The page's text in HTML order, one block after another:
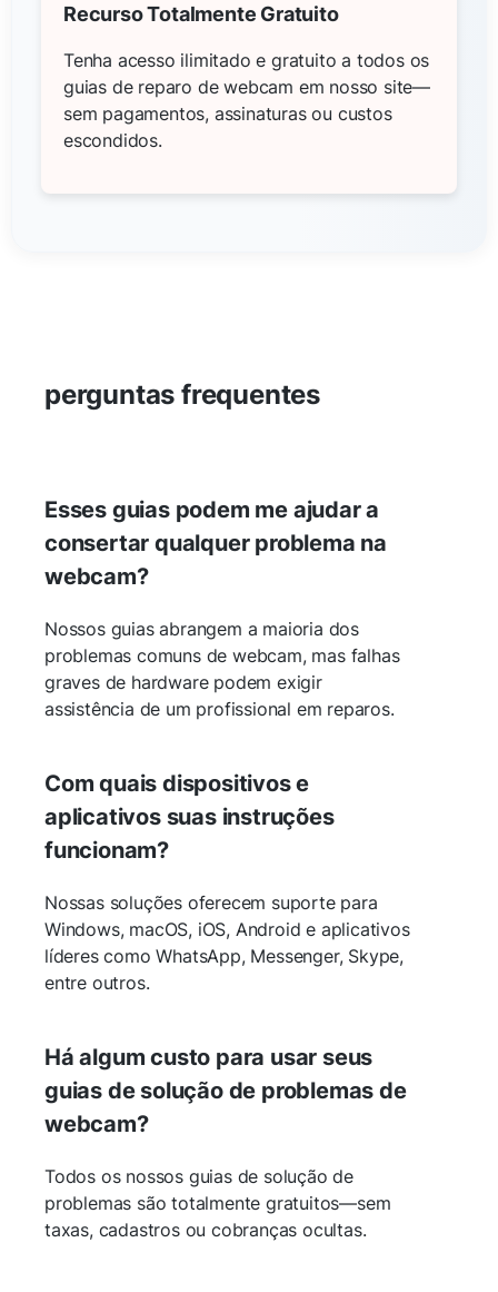
Recurso Totalmente Gratuito
Tenha acesso ilimitado e gratuito a todos os
guias de reparo de webcam em nosso site—
sem pagamentos, assinaturas ou custos
escondidos.
perguntas frequentes
Esses guias podem me ajudar a
consertar qualquer problema na
webcam?
Nossos guias abrangem a maioria dos
problemas comuns de webcam, mas falhas
graves de hardware podem exigir
assistência de um profissional em reparos.
Com quais dispositivos e
aplicativos suas instruções
funcionam?
Nossas soluções oferecem suporte para
Windows, macOS, iOS, Android e aplicativos
líderes como WhatsApp, Messenger, Skype,
entre outros.
Há algum custo para usar seus
guias de solução de problemas de
webcam?
Todos os nossos guias de solução de
problemas são totalmente gratuitos—sem
taxas, cadastros ou cobranças ocultas.